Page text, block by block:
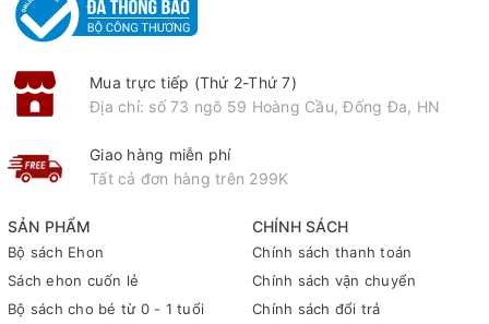
SẢN PHẨM
Bộ sách Ehon
Sách ehon cuốn lẻ
Bộ sách cho bé từ 0 - 1 tuổi
CHÍNH SÁCH
Chính sách thanh toán
Chính sách vận chuyển
Chính sách đổi trả
Mua trực tiếp (Thứ 2-Thứ 7)
Địa chỉ: số 73 ngõ 59 Hoàng Cầu, Đống Đa, HN
Giao hàng miễn phí
Tất cả đơn hàng trên 299K